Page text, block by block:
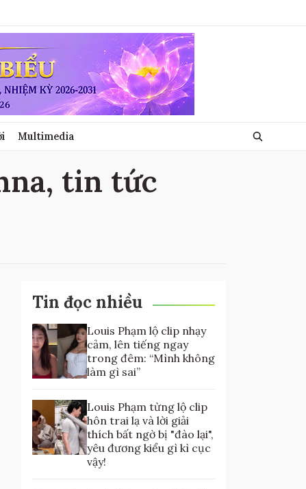
Multimedia
tin tức
Tin đọc nhiều
Louis Phạm lộ clip nhạy
cảm, lên tiếng ngay
trong đêm: “Mình không
làm gì sai”
Louis Phạm từng lộ clip
hôn trai lạ và lời giải
thích bất ngờ bị "đào lại",
yêu đương kiểu gì kì cục
vậy!